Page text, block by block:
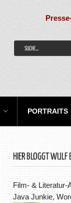
PORTRAITS
HIER BLOGGT WULF
Film- & Literatur-
Java Junkie,